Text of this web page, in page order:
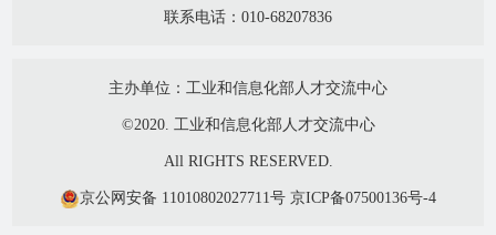
联系电话：010-68207836
主办单位：工业和信息化部人才交流中心
©2020. 工业和信息化部人才交流中心
All RIGHTS RESERVED.
京公网安备 11010802027711号 京ICP备07500136号-4